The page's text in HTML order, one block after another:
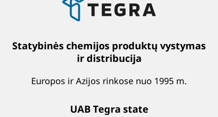
Statybinės chemijos produktų vystymas
ir distribucija
Europos ir Azijos rinkose nuo 1995 m.
UAB Tegra state